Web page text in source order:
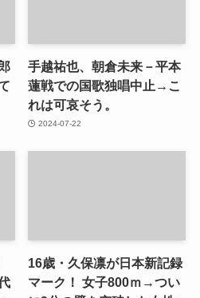
手越祐也、朝倉未来－平本
蓮戦での国歌独唱中止→こ
れは可哀そう。
2024-07-22
16歳・久保凛が日本新記録
マーク！ 女子800ｍ→つい